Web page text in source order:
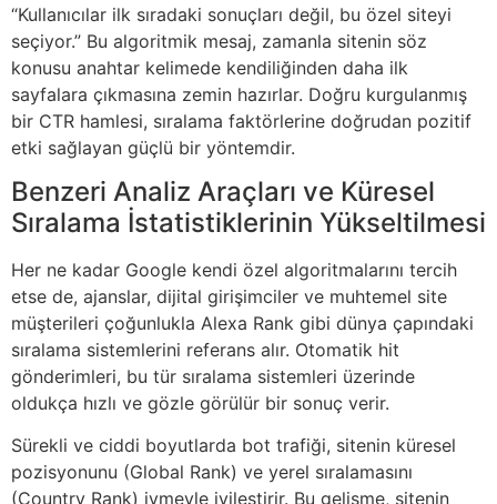
“Kullanıcılar ilk sıradaki sonuçları değil, bu özel siteyi
seçiyor.” Bu algoritmik mesaj, zamanla sitenin söz
konusu anahtar kelimede kendiliğinden daha ilk
sayfalara çıkmasına zemin hazırlar. Doğru kurgulanmış
bir CTR hamlesi, sıralama faktörlerine doğrudan pozitif
etki sağlayan güçlü bir yöntemdir.
Benzeri Analiz Araçları ve Küresel
Sıralama İstatistiklerinin Yükseltilmesi
Her ne kadar Google kendi özel algoritmalarını tercih
etse de, ajanslar, dijital girişimciler ve muhtemel site
müşterileri çoğunlukla Alexa Rank gibi dünya çapındaki
sıralama sistemlerini referans alır. Otomatik hit
gönderimleri, bu tür sıralama sistemleri üzerinde
oldukça hızlı ve gözle görülür bir sonuç verir.
Sürekli ve ciddi boyutlarda bot trafiği, sitenin küresel
pozisyonunu (Global Rank) ve yerel sıralamasını
(Country Rank) ivmeyle iyileştirir. Bu gelişme, sitenin